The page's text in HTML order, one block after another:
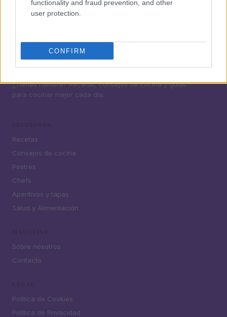
functionality and fraud prevention, and other
user protection.
CONFIRM
¿Tienes hambre? Recetas, consejos de cocina y guías
para cocinar mejor cada día.
Recetas
Consejos de cocina
Postres
Chefs
Aperitivos y tapas
Salud y Alimentación
Sobre nosotros
Contacto
Política de Cookies
Política de Privacidad